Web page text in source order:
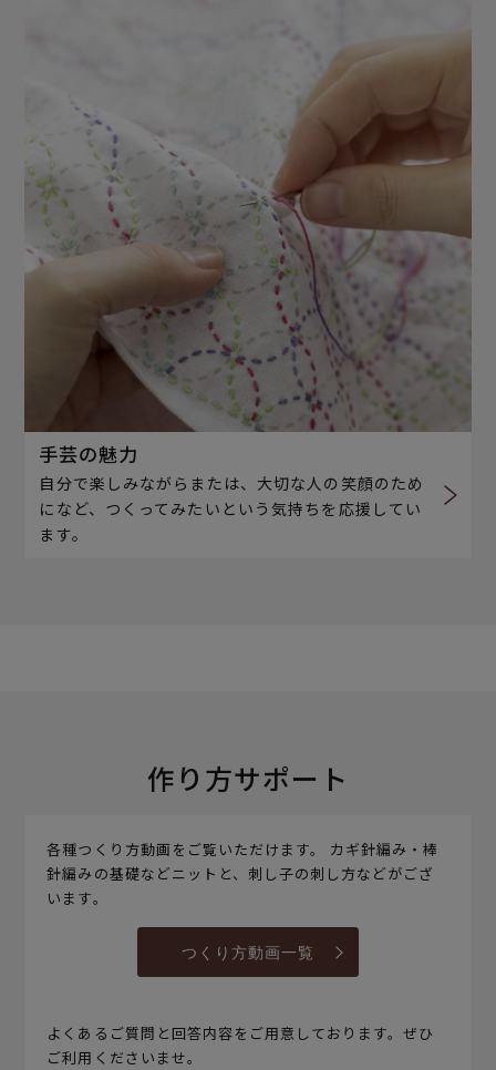
手芸の魅力
自分で楽しみながらまたは、大切な人の笑顔のため
になど、つくってみたいという気持ちを応援してい
ます。
作り方サポート
各種つくり方動画をご覧いただけます。 カギ針編み・棒
針編みの基礎などニットと、刺し子の刺し方などがござ
います。
つくり方動画一覧
よくあるご質問と回答内容をご用意しております。ぜひ
ご利用くださいませ。